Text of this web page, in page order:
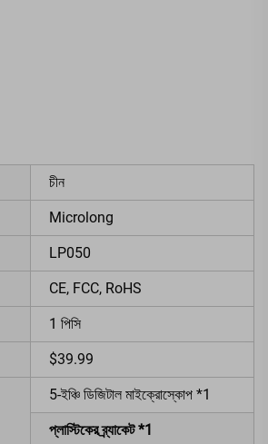
চীন
Microlong
LP050
CE, FCC, RoHS
1 পিসি
$39.99
5-ইঞ্চি ডিজিটাল মাইক্রোস্কোপ *1
প্লাস্টিকের ব্র্যাকেট *1